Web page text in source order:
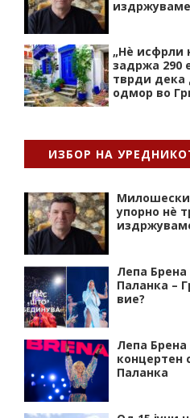
„Нѐ исфрли
задржа 290
тврди дека
одмор во
ИЗБОР НА
Милошески
упорно нѐ
Лепа
Паланка –
вие?
Лепа Брена
концертен
Паланка